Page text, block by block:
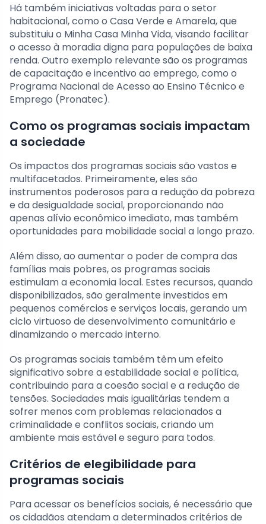
Há também iniciativas voltadas para o setor
habitacional, como o Casa Verde e Amarela, que
substituiu o Minha Casa Minha Vida, visando facilitar
o acesso à moradia digna para populações de baixa
renda. Outro exemplo relevante são os programas
de capacitação e incentivo ao emprego, como o
Programa Nacional de Acesso ao Ensino Técnico e
Emprego (Pronatec).
Como os programas sociais impactam
a sociedade
Os impactos dos programas sociais são vastos e
multifacetados. Primeiramente, eles são
instrumentos poderosos para a redução da pobreza
e da desigualdade social, proporcionando não
apenas alívio econômico imediato, mas também
oportunidades para mobilidade social a longo prazo.
Além disso, ao aumentar o poder de compra das
famílias mais pobres, os programas sociais
estimulam a economia local. Estes recursos, quando
disponibilizados, são geralmente investidos em
pequenos comércios e serviços locais, gerando um
ciclo virtuoso de desenvolvimento comunitário e
dinamizando o mercado interno.
Os programas sociais também têm um efeito
significativo sobre a estabilidade social e política,
contribuindo para a coesão social e a redução de
tensões. Sociedades mais igualitárias tendem a
sofrer menos com problemas relacionados a
criminalidade e conflitos sociais, criando um
ambiente mais estável e seguro para todos.
Critérios de elegibilidade para
programas sociais
Para acessar os benefícios sociais, é necessário que
os cidadãos atendam a determinados critérios de